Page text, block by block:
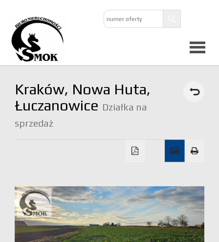
firmie
Domy
Kraków, Nowa Huta,
Łuczanowice Działka na
sprzedaż